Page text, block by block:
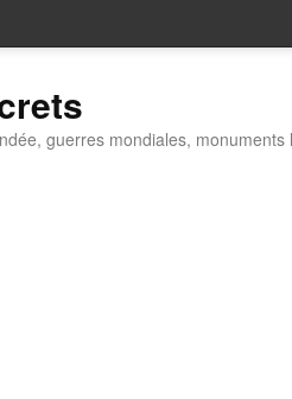
guerres mondiales,